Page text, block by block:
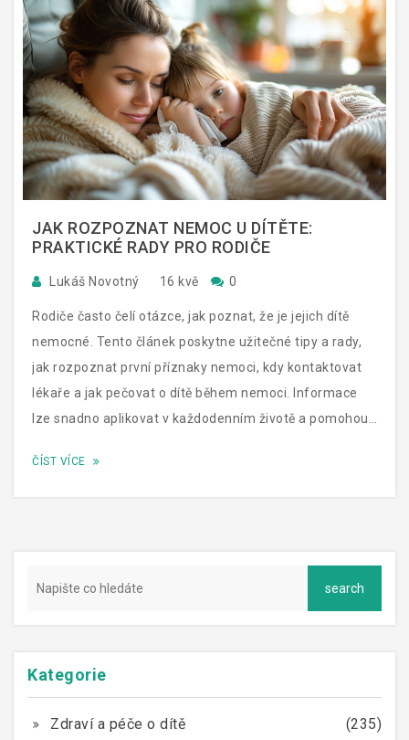
JAK ROZPOZNAT NEMOC U DÍTĚTE:
PRAKTICKÉ RADY PRO RODIČE
Lukáš Novotný 16 kvě 0
Rodiče často čelí otázce, jak poznat, že je jejich dítě
nemocné. Tento článek poskytne užitečné tipy a rady,
jak rozpoznat první příznaky nemoci, kdy kontaktovat
lékaře a jak pečovat o dítě během nemoci. Informace
lze snadno aplikovat v každodenním životě a pomohou
dítěte.
ČÍST VÍCE
Kategorie
Zdraví a péče o dítě
(235)